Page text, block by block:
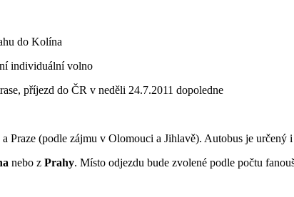
do Kolína
individuální volno
příjezd do ČR v neděli 24.7.2011 dopoledne
Praze (podle zájmu v Olomouci a Jihlavě). Autobus je
nebo z Prahy. Místo odjezdu bude zvolené podle počtu